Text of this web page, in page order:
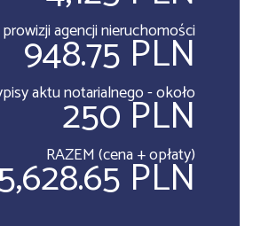
agencji nieruchomości
948.75 PLN
aktu notarialnego - około
250 PLN
RAZEM (cena + opłaty)
PLN